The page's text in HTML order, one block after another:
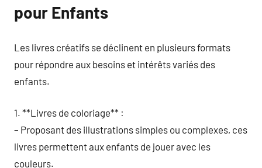
pour Enfants
Les livres créatifs se déclinent en plusieurs formats
pour répondre aux besoins et intérêts variés des
enfants.
1. **Livres de coloriage** :
– Proposant des illustrations simples ou complexes, ces
livres permettent aux enfants de jouer avec les
couleurs.